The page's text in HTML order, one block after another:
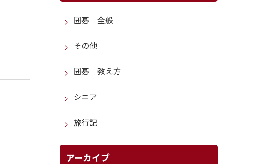
囲碁 全般
その他
囲碁 教え方
シニア
旅行記
アーカイブ